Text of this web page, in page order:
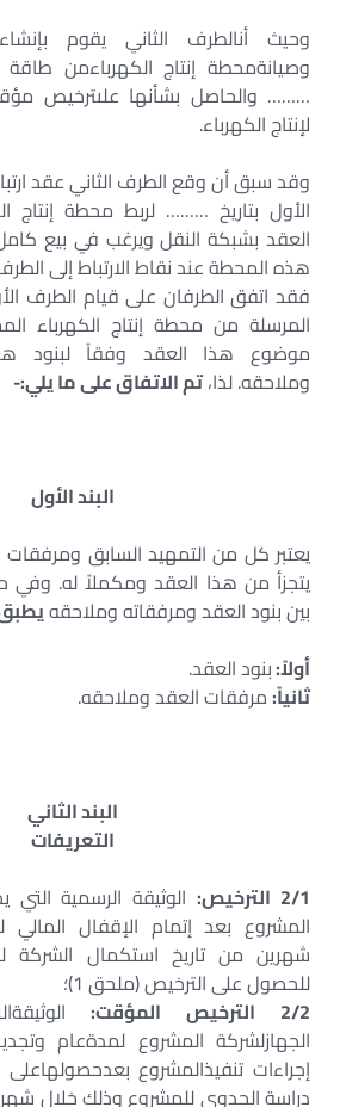
وحيث أنالطرف الثاني يقوم
وصيانةمحطة إنتاج الكهرباءمن
……… والحاصل بشأنها علىترخيص
لإنتاج الكهرباء.
وقد سبق أن وقع الطرف الثاني عقد
الأول بتاريخ ……… لربط محطة إنتاج
العقد بشبكة النقل ويرغب في بيع
هذه المحطة عند نقاط الارتباط إلى
فقد اتفق الطرفان على قيام الطرف
المرسلة من محطة إنتاج الكهرباء
موضوع هذا العقد وفقاً لبنود
وملاحقه. لذا،تم الاتفاق على ما يلي:-
البند الأول
يعتبر كل من التمهيد السابق ومرفقات
يتجزأ من هذا العقد ومكملاً له. وفي
بين بنود العقد ومرفقاته وملاحقهيطبق
أولاً:بنود العقد.
ثانياً:مرفقات العقد وملاحقه.
البند الثاني
التعريفات
2/1 الترخيص:
الوثيقة الرسمية التي
المشروع بعد إتمام الإقفال
شهرين من تاريخ استكمال الشركة
للحصول على الترخيص (ملحق 1)؛
2/2
الترخيص المؤقت:
الجهازلشركة المشروع لمدةعام
إجراءات تنفيذالمشروع
دراسة الجدوى للمشروع وذلك خلال